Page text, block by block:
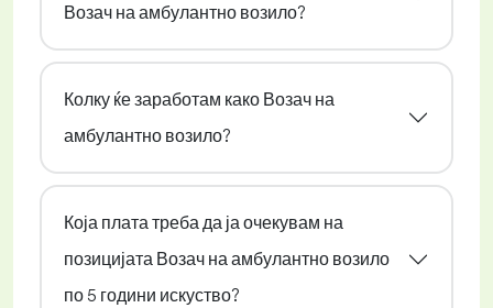
Возач на амбулантно возило?
Колку ќе заработам како Возач на
амбулантно возило?
Која плата треба да ја очекувам на
позицијата Возач на амбулантно возило
по 5 години искуство?